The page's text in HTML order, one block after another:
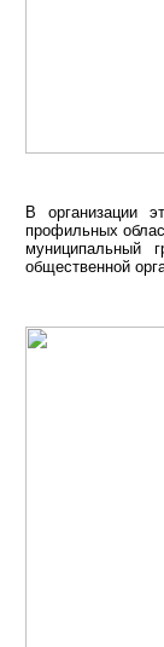
В организации
профильных
муниципальный
общественной